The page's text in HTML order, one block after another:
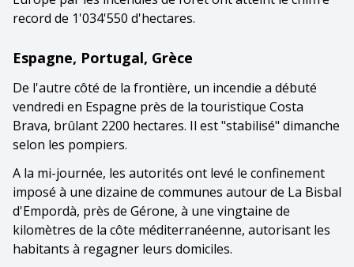
record de 1'034'550 d'hectares.
Espagne, Portugal, Grèce
De l'autre côté de la frontière, un incendie a débuté
vendredi en Espagne près de la touristique Costa
Brava, brûlant 2200 hectares. Il est "stabilisé" dimanche
selon les pompiers.
A la mi-journée, les autorités ont levé le confinement
imposé à une dizaine de communes autour de La Bisbal
d'Empordà, près de Gérone, à une vingtaine de
kilomètres de la côte méditerranéenne, autorisant les
habitants à regagner leurs domiciles.